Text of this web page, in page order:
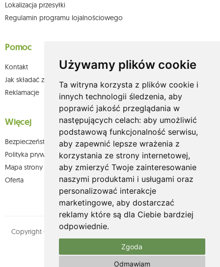
Używamy plików cookie
Ta witryna korzysta z plików cookie i
innych technologii śledzenia, aby
poprawić jakość przeglądania w
następujących celach: aby umożliwić
podstawową funkcjonalność serwisu,
aby zapewnić lepsze wrażenia z
korzystania ze strony internetowej,
aby zmierzyć Twoje zainteresowanie
naszymi produktami i usługami oraz
personalizować interakcje
marketingowe, aby dostarczać
reklamy które są dla Ciebie bardziej
odpowiednie.
Zgoda
Odmawiam
Lokalizacja przesyłki
Regulamin programu lojalnościowego
Pomoc
Kontakt
Jak składać zamówienia w sklepie olium.pl?
Reklamacje
Więcej
Bezpieczeństwo płatności
Polityka prywatności
Mapa strony
Oferta
Copyright © olium.pl. Wszystkie prawa zastrzeżone. Designed by
MOUTON interactive
Zobacz nasz profil na: